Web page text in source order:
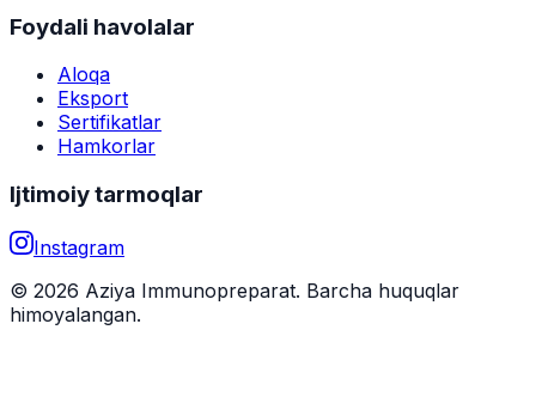
Foydali havolalar
Aloqa
Eksport
Sertifikatlar
Hamkorlar
Ijtimoiy tarmoqlar
Instagram
© 2026 Aziya Immunopreparat. Barcha huquqlar
himoyalangan.